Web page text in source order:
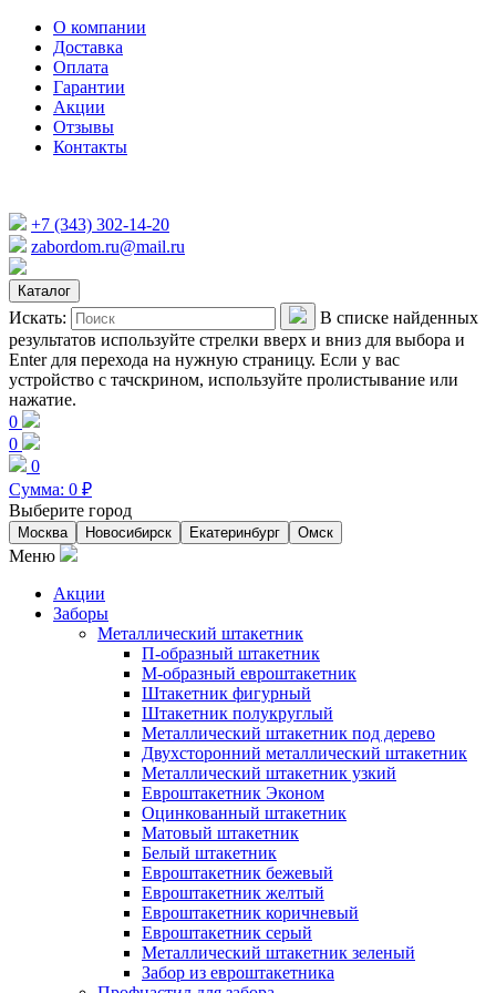
О компании
Доставка
Оплата
Гарантии
Акции
Отзывы
Контакты
+7 (343) 302-14-20
zabordom.ru@mail.ru
Каталог
Искать:
В списке найденных
результатов используйте стрелки вверх и вниз для выбора и
Enter для перехода на нужную страницу. Если у вас
устройство с тачскрином, используйте пролистывание или
нажатие.
0
0
0
Сумма: 0 ₽
Выберите город
Москва Новосибирск Екатеринбург Омск
Меню
Акции
Заборы
Металлический штакетник
П-образный штакетник
М-образный евроштакетник
Штакетник фигурный
Штакетник полукруглый
Металлический штакетник под дерево
Двухсторонний металлический штакетник
Металлический штакетник узкий
Евроштакетник Эконом
Оцинкованный штакетник
Матовый штакетник
Белый штакетник
Евроштакетник бежевый
Евроштакетник желтый
Евроштакетник коричневый
Евроштакетник серый
Металлический штакетник зеленый
Забор из евроштакетника